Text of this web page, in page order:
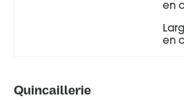
en
en
Quincaillerie